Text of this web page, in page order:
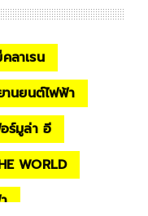
ลาเรน
านยนต์ไฟฟ้า
ร์มูล่า อี
WORLD